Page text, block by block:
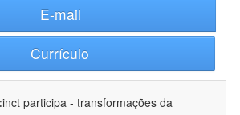
E-mail
Currículo
inct participa - transformações da